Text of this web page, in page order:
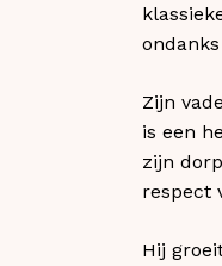
Zijn
is een
zijn
respect
Hij